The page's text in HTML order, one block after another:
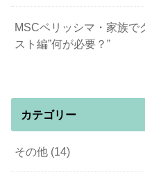
MSCベリッシマ・家族で
スト編”何が必要？”
カテゴリー
その他 (14)